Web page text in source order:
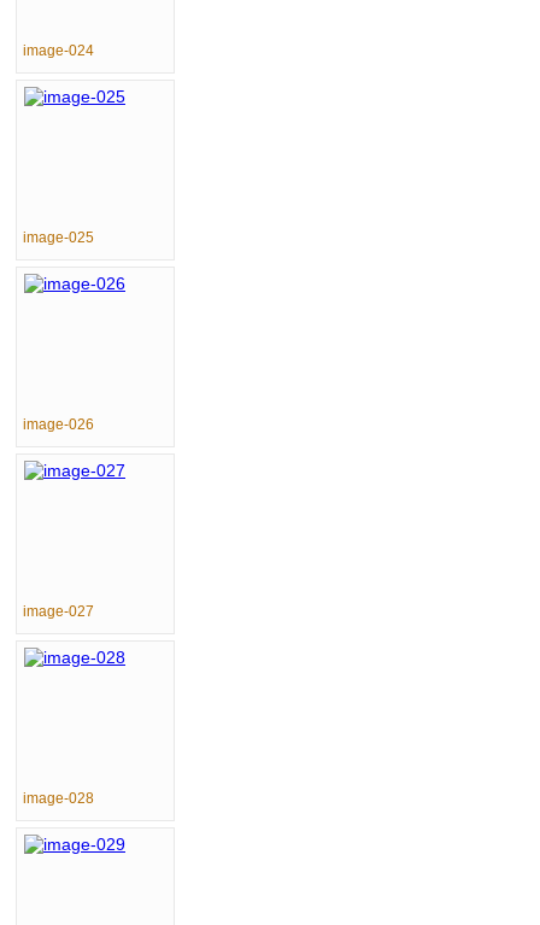
image-024
image-025
image-026
image-027
image-028